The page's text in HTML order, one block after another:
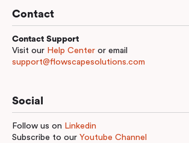
Contact
Contact Support
Visit our Help Center or email
support@flowscapesolutions.com
Social
Follow us on Linkedin
Subscribe to our Youtube Channel